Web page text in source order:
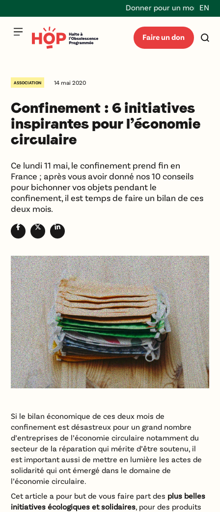
Donner pour un mondeEN
Faire un don
ASSOCIATION 14 mai 2020
Confinement : 6 initiatives
inspirantes pour l’économie
circulaire
Ce lundi 11 mai, le confinement prend fin en
France ; après vous avoir donné nos 10 conseils
pour bichonner vos objets pendant le
confinement, il est temps de faire un bilan de ces
deux mois.
Si le bilan économique de ces deux mois de
confinement est désastreux pour un grand nombre
d’entreprises de l’économie circulaire notamment du
secteur de la réparation qui mérite d’être soutenu, il
est important aussi de mettre en lumière les actes de
solidarité qui ont émergé dans le domaine de
l’économie circulaire.
Cet article a pour but de vous faire part des plus belles
initiatives écologiques et solidaires, pour des produits